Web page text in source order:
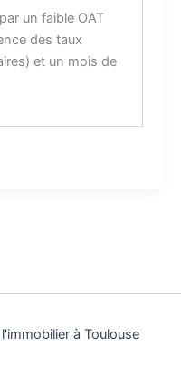
un faible OAT
des taux
et un mois de
à Toulouse